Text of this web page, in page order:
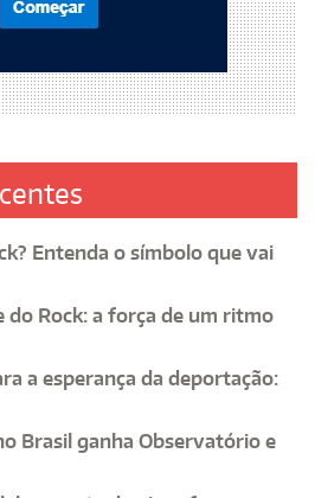
Entenda o símbolo que vai
do Rock: a força de um ritmo
a esperança da deportação:
Brasil ganha Observatório e